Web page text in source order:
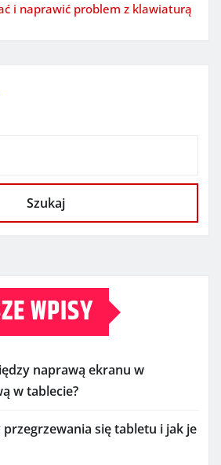
i naprawić problem z klawiaturą
Szukaj
WPISY
naprawą ekranu w
w tablecie?
przegrzewania się tabletu i jak je